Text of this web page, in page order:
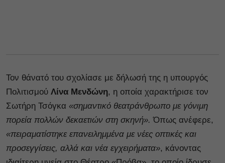
Τον θάνατό του σχολίασε με δήλωσή της η υπουργός
Πολιτισμού Λίνα Μενδώνη, η οποία χαρακτήρισε τον
Σωτήρη Τσόγκα «σημαντικό θεατράνθρωπο με γόνιμη
πορεία πολλών δεκαετιών στη σκηνή». Όπως ανέφερε,
«πειραματίστηκε επανειλημμένα με νέες οπτικές και
προσεγγίσεις, αλλά και νέα εγχειρήματα», κάνοντας